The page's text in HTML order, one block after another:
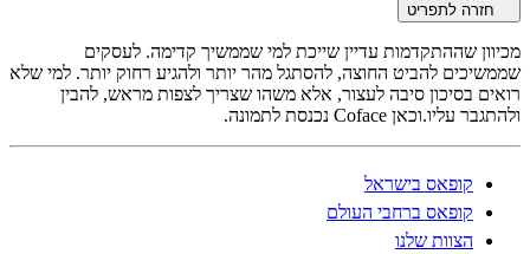
חזרה לתפריט
מכיוון שההתקדמות עדיין שייכת למי שממשיך קדימה. לעסקים
שממשיכים להביט החוצה, להסתגל מהר יותר ולהגיע רחוק יותר. למי שלא
רואים בסיכון סיבה לעצור, אלא משהו שצריך לצפות מראש, להבין
ולהתגבר עליו.וכאן Coface נכנסת לתמונה.
קופאס בישראל
קופאס ברחבי העולם
הצוות שלנו